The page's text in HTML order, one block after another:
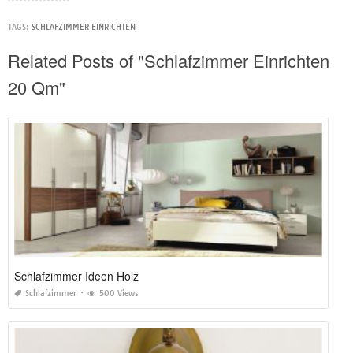
TAGS: SCHLAFZIMMER EINRICHTEN
Related Posts of "Schlafzimmer Einrichten
20 Qm"
Schlafzimmer Ideen Holz
Schlafzimmer 500 Views